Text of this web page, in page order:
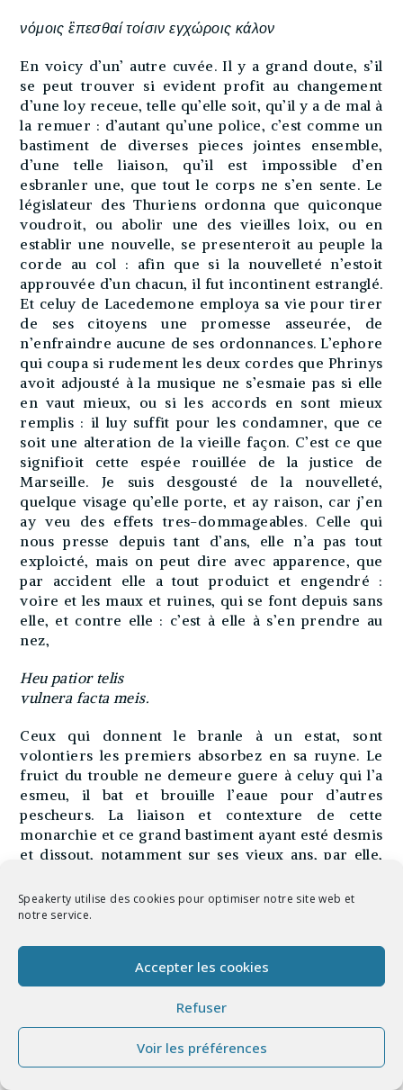
Speakerty utilise des cookies pour optimiser notre site web et
notre service.
Accepter les cookies
Refuser
Voir les préférences
νόμοις ἒπεσθαί τοίσιν εγχώροις κάλον
En voicy d’un’ autre cuvée. Il y a grand doute, s’il
se peut trouver si evident profit au changement
d’une loy receue, telle qu’elle soit, qu’il y a de mal à
la remuer : d’autant qu’une police, c’est comme un
bastiment de diverses pieces jointes ensemble,
d’une telle liaison, qu’il est impossible d’en
esbranler une, que tout le corps ne s’en sente. Le
législateur des Thuriens ordonna que quiconque
voudroit, ou abolir une des vieilles loix, ou en
establir une nouvelle, se presenteroit au peuple la
corde au col : afin que si la nouvelleté n’estoit
approuvée d’un chacun, il fut incontinent estranglé.
Et celuy de Lacedemone employa sa vie pour tirer
de ses citoyens une promesse asseurée, de
n’enfraindre aucune de ses ordonnances. L’ephore
qui coupa si rudement les deux cordes que Phrinys
avoit adjousté à la musique ne s’esmaie pas si elle
en vaut mieux, ou si les accords en sont mieux
remplis : il luy suffit pour les condamner, que ce
soit une alteration de la vieille façon. C’est ce que
signifioit cette espée rouillée de la justice de
Marseille. Je suis desgousté de la nouvelleté,
quelque visage qu’elle porte, et ay raison, car j’en
ay veu des effets tres-dommageables. Celle qui
nous presse depuis tant d’ans, elle n’a pas tout
exploicté, mais on peut dire avec apparence, que
par accident elle a tout produict et engendré :
voire et les maux et ruines, qui se font depuis sans
elle, et contre elle : c’est à elle à s’en prendre au
nez,
Heu patior telis
vulnera facta meis.
Ceux qui donnent le branle à un estat, sont
volontiers les premiers absorbez en sa ruyne. Le
fruict du trouble ne demeure guere à celuy qui l’a
esmeu, il bat et brouille l’eaue pour d’autres
pescheurs. La liaison et contexture de cette
monarchie et ce grand bastiment ayant esté desmis
et dissout, notamment sur ses vieux ans, par elle,
pareilles injures. La majesté royalle, dict un ancien,
s’avale plus difficilement du sommet au milieu
inventeurs sont plus dommageables, les imitateurs
sont plus vicieux, de se jetter en des exemples,
desquels ils ont senty et puny l’horreur et le mal. Et
s’il y a quelque degré d’honneur, mesmes au mal
faire, ceux-cy doivent aux autres la gloire de
l’invention, et le courage du premier effort. Toutes
sortes de nouvelle desbauche puisent